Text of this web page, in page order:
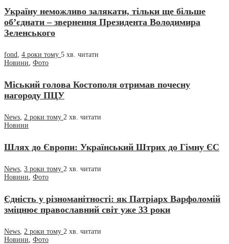
Україну неможливо залякати, тільки ще більше
об’єднати – звернення Президента Володимира
Зеленського
fond, 4 роки тому 5 хв. читати
Новини, Фото
Міський голова Костополя отримав почесну
нагороду ПЦУ
News, 2 роки тому 2 хв. читати
Новини
Шлях до Європи: Український Штрих до Гімну ЄС
News, 3 роки тому 2 хв. читати
Новини, Фото
Єдність у різноманітності: як Патріарх Варфоломій
зміцнює православний світ уже 33 роки
News 2 роки тому 2 хв. читати
Новини Фото